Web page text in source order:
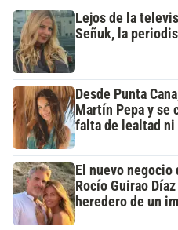
Lejos de la
Señuk, la
Desde Punta
Martín Pepa y se
falta de lealtad ni
El nuevo negocio
Rocío Guirao
heredero de un